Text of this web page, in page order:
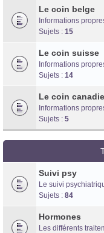
Le coin belge
Informations
Sujets : 15
Le coin suisse
Informations
Sujets : 14
Le coin
Informations
Sujets : 5
Suivi psy
Le suivi
Sujets : 84
Hormones
Les différents